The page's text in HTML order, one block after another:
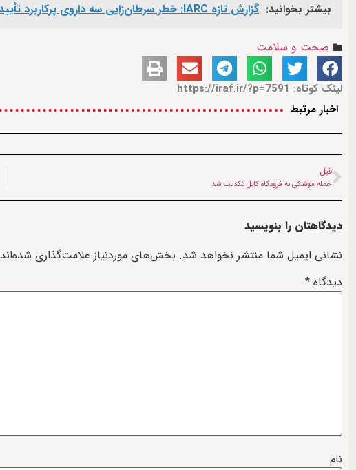
بیشتر بخوانید: گزارش تازه IARC: خطر سرطان‌زایی سه داروی پرکاربرد تأیید شد
صحت و سلامت
لینک کوتاه: https://iraf.ir/?p=7591
اخبار مرتبط
قبل
حمله موشکی به فرودگاه کابل تکذیب شد
دیدگاهتان را بنویسید
نشانی ایمیل شما منتشر نخواهد شد. بخش‌های موردنیاز علامت‌گذاری شده‌اند
دیدگاه *
نام